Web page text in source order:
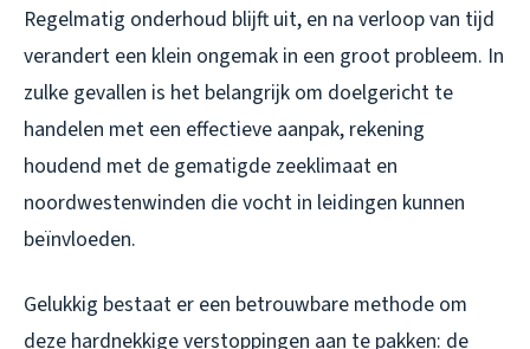
Regelmatig onderhoud blijft uit, en na verloop van tijd
verandert een klein ongemak in een groot probleem. In
zulke gevallen is het belangrijk om doelgericht te
handelen met een effectieve aanpak, rekening
houdend met de gematigde zeeklimaat en
noordwestenwinden die vocht in leidingen kunnen
beïnvloeden.
Gelukkig bestaat er een betrouwbare methode om
deze hardnekkige verstoppingen aan te pakken: de